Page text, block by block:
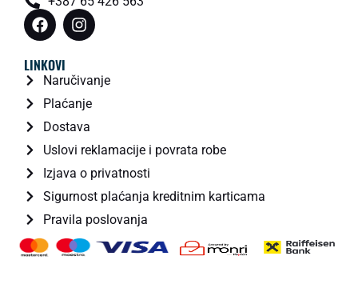
LINKOVI
Naručivanje
Plaćanje
Dostava
Uslovi reklamacije i povrata robe
Izjava o privatnosti
Sigurnost plaćanja kreditnim karticama
Pravila poslovanja